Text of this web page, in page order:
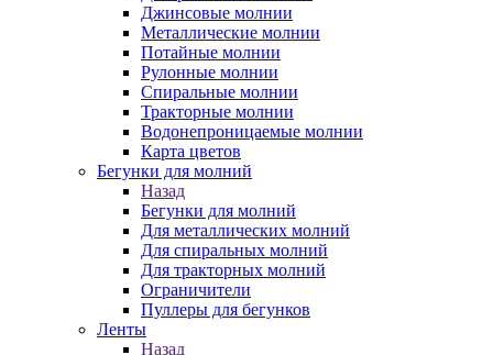
Джинсовые молнии
Металлические молнии
Потайные молнии
Рулонные молнии
Спиральные молнии
Тракторные молнии
Водонепроницаемые молнии
Карта цветов
Бегунки для молний
Назад
Бегунки для молний
Для металлических молний
Для спиральных молний
Для тракторных молний
Ограничители
Пуллеры для бегунков
Ленты
Назад